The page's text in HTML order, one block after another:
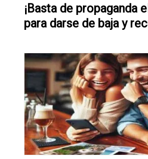
¡Basta de propaganda
para darse de baja y